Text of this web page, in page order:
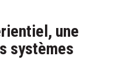
une
systèmes